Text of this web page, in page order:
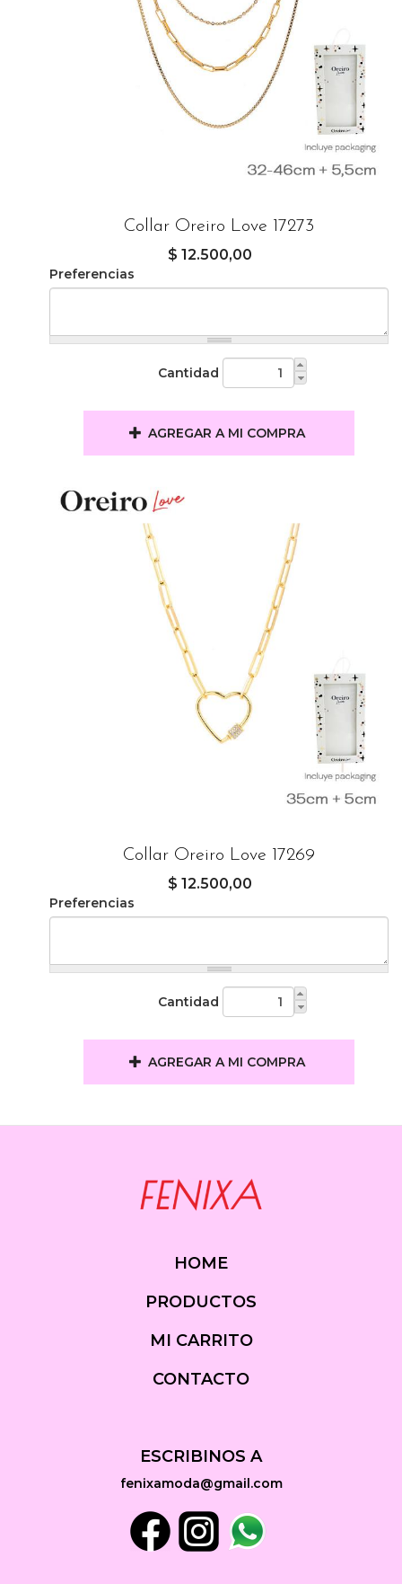
Collar Oreiro Love 17273
$ 12.500,00
Preferencias
Cantidad
AGREGAR A MI COMPRA
Collar Oreiro Love 17269
$ 12.500,00
Preferencias
Cantidad
AGREGAR A MI COMPRA
HOME
PRODUCTOS
MI CARRITO
CONTACTO
ESCRIBINOS A
fenixamoda@gmail.com
FacebookInstagramWhatsapp